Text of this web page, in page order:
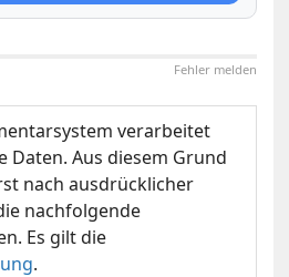
Fehler melden
verarbeitet
Daten. Aus diesem Grund
nach ausdrücklicher
nachfolgende
Es gilt die
.